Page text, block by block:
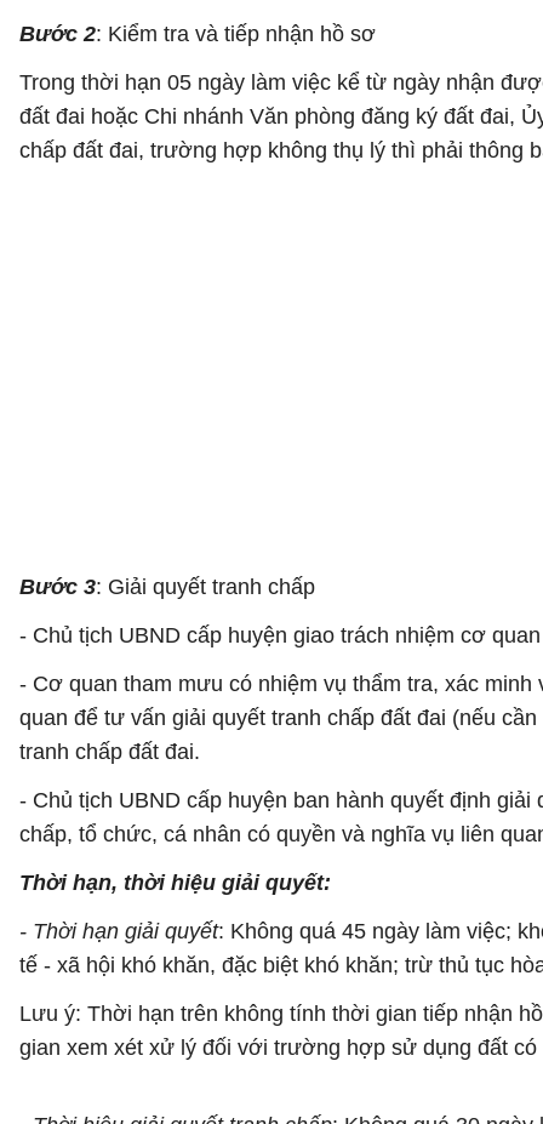
Bước 2: Kiểm tra và tiếp nhận hồ sơ
Trong thời hạn 05 ngày làm việc kể từ ngày nhận
đất đai hoặc Chi nhánh Văn phòng đăng ký đất đai,
chấp đất đai, trường hợp không thụ lý thì phải thông
Bước 3: Giải quyết tranh chấp
- Chủ tịch UBND cấp huyện giao trách nhiệm cơ
- Cơ quan tham mưu có nhiệm vụ thẩm tra, xác
quan để tư vấn giải quyết tranh chấp đất đai (nếu
tranh chấp đất đai.
- Chủ tịch UBND cấp huyện ban hành quyết định
chấp, tổ chức, cá nhân có quyền và nghĩa vụ liên
Thời hạn, thời hiệu giải quyết:
- Thời hạn giải quyết: Không quá 45 ngày làm việc;
tế - xã hội khó khăn, đặc biệt khó khăn; trừ thủ tục
Lưu ý: Thời hạn trên không tính thời gian tiếp nhận
gian xem xét xử lý đối với trường hợp sử dụng đất